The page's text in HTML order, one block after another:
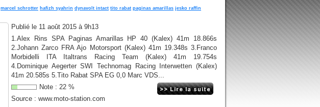
marcel schrotter hafizh syahrin dynavolt intact tito rabat paginas amarillas jesko raffin
Publié le 11 août 2015 à 9h13
1.Alex Rins SPA Paginas Amarillas HP 40 (Kalex) 41m 18.866s
2.Johann Zarco FRA Ajo Motorsport (Kalex) 41m 19.348s 3.Franco
Morbidelli ITA Italtrans Racing Team (Kalex) 41m 19.754s
4.Dominique Aegerter SWI Technomag Racing Interwetten (Kalex)
41m 20.585s 5.Tito Rabat SPA EG 0,0 Marc VDS...
Note : 22 %
Source : www.moto-station.com